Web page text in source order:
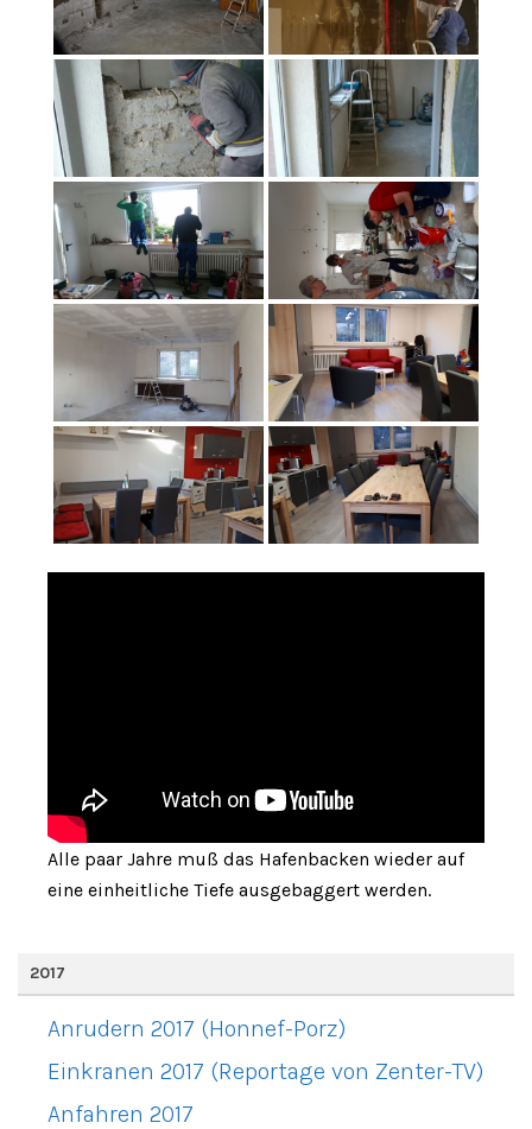
Alle paar Jahre muß das Hafenbacken wieder auf
eine einheitliche Tiefe ausgebaggert werden.
2017
Anrudern 2017 (Honnef-Porz)
Einkranen 2017 (Reportage von Zenter-TV)
Anfahren 2017